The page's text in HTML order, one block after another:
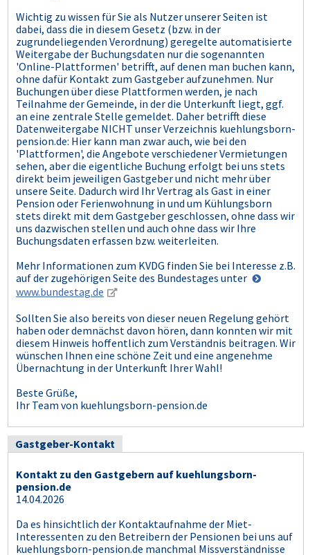
Wichtig zu wissen für Sie als Nutzer unserer Seiten ist
dabei, dass die in diesem Gesetz (bzw. in der
zugrundeliegenden Verordnung) geregelte automatisierte
Weitergabe der Buchungsdaten nur die sogenannten
'Online-Plattformen' betrifft, auf denen man buchen kann,
ohne dafür Kontakt zum Gastgeber aufzunehmen. Nur
Buchungen über diese Plattformen werden, je nach
Teilnahme der Gemeinde, in der die Unterkunft liegt, ggf.
an eine zentrale Stelle gemeldet. Daher betrifft diese
Datenweitergabe NICHT unser Verzeichnis kuehlungsborn-
pension.de: Hier kann man zwar auch, wie bei den
'Plattformen', die Angebote verschiedener Vermietungen
sehen, aber die eigentliche Buchung erfolgt bei uns stets
direkt beim jeweiligen Gastgeber und nicht mehr über
unsere Seite. Dadurch wird Ihr Vertrag als Gast in einer
Pension oder Ferienwohnung in und um Kühlungsborn
stets direkt mit dem Gastgeber geschlossen, ohne dass wir
uns dazwischen stellen und auch ohne dass wir Ihre
Buchungsdaten erfassen bzw. weiterleiten.
Mehr Informationen zum KVDG finden Sie bei Interesse z.B.
auf der zugehörigen Seite des Bundestages unter
www.bundestag.de
Sollten Sie also bereits von dieser neuen Regelung gehört
haben oder demnächst davon hören, dann konnten wir mit
diesem Hinweis hoffentlich zum Verständnis beitragen. Wir
wünschen Ihnen eine schöne Zeit und eine angenehme
Übernachtung in der Unterkunft Ihrer Wahl!
Beste Grüße,
Ihr Team von kuehlungsborn-pension.de
Gastgeber-Kontakt
Kontakt zu den Gastgebern auf kuehlungsborn-
pension.de
14.04.2026
Da es hinsichtlich der Kontaktaufnahme der Miet-
Interessenten zu den Betreibern der Pensionen bei uns auf
kuehlungsborn-pension.de manchmal Missverständnisse